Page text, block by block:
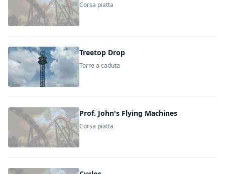
Corsa piatta
Treetop Drop
Torre a caduta
Prof. John's Flying Machines
Corsa piatta